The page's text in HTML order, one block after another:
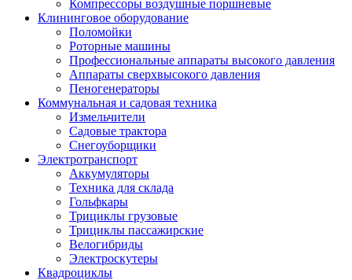
Компрессоры воздушные поршневые
Клининговое оборудование
Поломойки
Роторные машины
Профессиональные аппараты высокого давления
Аппараты сверхвысокого давления
Пеногенераторы
Коммунальная и садовая техника
Измельчители
Садовые трактора
Снегоуборщики
Электротранспорт
Аккумуляторы
Техника для склада
Гольфкары
Трициклы грузовые
Трициклы пассажирские
Велогибриды
Электроскутеры
Квадроциклы